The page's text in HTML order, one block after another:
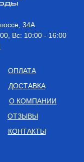
34А
Вс: 10:00 - 16:00
О КОМПАНИИ
КОНТАКТЫ
ОПЛАТА
ДОСТАВКА
ОТЗЫВЫ